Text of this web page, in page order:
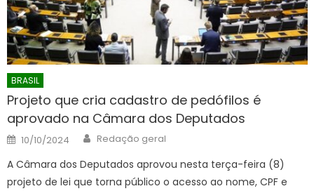
BRASIL
Projeto que cria cadastro de pedófilos é
aprovado na Câmara dos Deputados
Posted
on
10/10/2024 Author
Redação geral
A Câmara dos Deputados aprovou nesta terça-feira (8)
projeto de lei que torna público o acesso ao nome, CPF e